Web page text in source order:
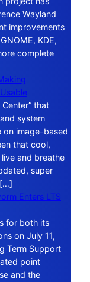
Wayland
improvements
KDE,
complete
that
system
on image-based
that cool,
and breathe
super
Enters LTS
for both its
on July 11,
Term Support
point
and the